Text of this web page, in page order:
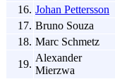
16. Johan Pettersson
17. Bruno Souza
18. Marc Schmetz
19.
Alexander
Mierzwa